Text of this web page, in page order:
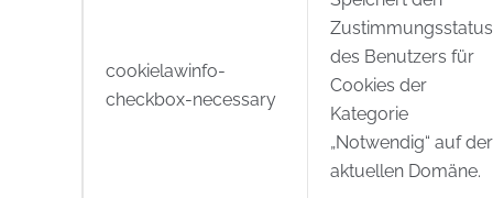
cookielawinfo-
checkbox-necessary
Zustimmungsstatus
des Benutzers für
Cookies der
Kategorie
„Notwendig“ auf der
aktuellen Domäne.